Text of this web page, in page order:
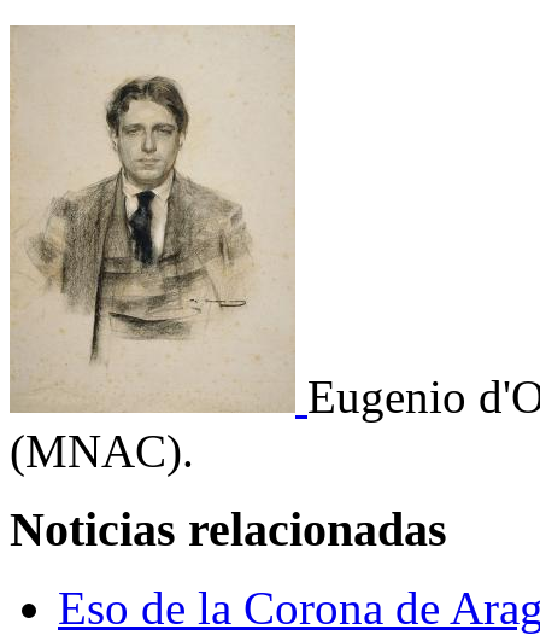
Eugenio
(MNAC).
Noticias relacionadas
Eso de la Corona de